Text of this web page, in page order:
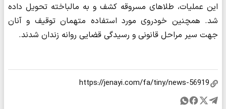
این عملیات، طلاهای مسروقه کشف و به مالباخته تحویل داده
شد. همچنین خودروی مورد استفاده متهمان توقیف و آنان
جهت سیر مراحل قانونی و رسیدگی قضایی روانه زندان شدند.